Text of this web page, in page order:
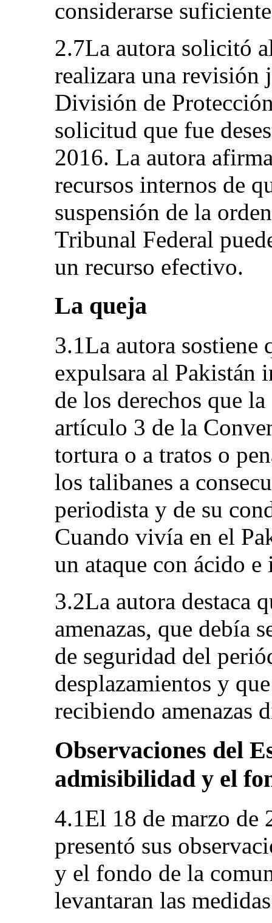
considerarse
2.7La autora solicitó
realizara una revisión
División de
solicitud que fue
2016. La autora
recursos internos de
suspensión de la
Tribunal Federal
un recurso efectivo.
La queja
3.1La autora sostiene
expulsara al Pakistán
de los derechos que
artículo 3 de la
tortura o a tratos o
los talibanes a
periodista y de su
Cuando vivía en el
un ataque con ácido e
3.2La autora destaca
amenazas, que debía
de seguridad del
desplazamientos y
recibiendo amenazas
Observaciones del
admisibilidad y el
4.1El 18 de marzo de
presentó sus
y el fondo de la
levantaran las